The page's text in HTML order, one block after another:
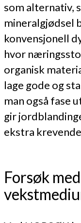
som alternativ,
mineralgjødsel
konvensjonell
hvor
organisk
lage gode og
man også fase
gir
ekstra
Forsøk